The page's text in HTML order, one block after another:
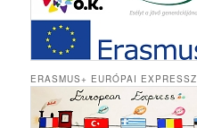
ERASMUS+ EURÓPAI EXPRESSZ